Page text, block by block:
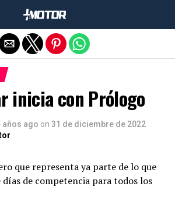
inicia con Prólogo
años ago on 31 de diciembre de 2022
que representa ya parte de lo que
días de competencia para todos los
de la versión móvil